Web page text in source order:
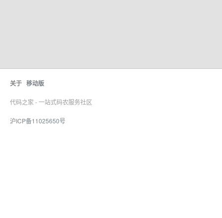
关于 移动版
代码之家 - 一站式码农服务社区
沪ICP备11025650号